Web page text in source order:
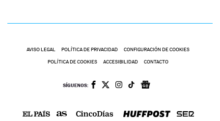
AVISO LEGAL POLÍTICA DE PRIVACIDAD CONFIGURACIÓN DE COOKIES
POLÍTICA DE COOKIES ACCESIBILIDAD CONTACTO
SÍGUENOS: